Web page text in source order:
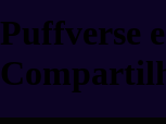
Puffverse